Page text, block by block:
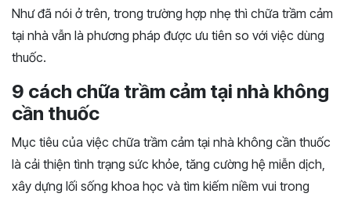
Như đã nói ở trên, trong trường hợp nhẹ thì chữa trầm cảm
tại nhà vẫn là phương pháp được ưu tiên so với việc dùng
thuốc.
9 cách chữa trầm cảm tại nhà không
cần thuốc
Mục tiêu của việc chữa trầm cảm tại nhà không cần thuốc
là cải thiện tình trạng sức khỏe, tăng cường hệ miễn dịch,
xây dựng lối sống khoa học và tìm kiếm niềm vui trong